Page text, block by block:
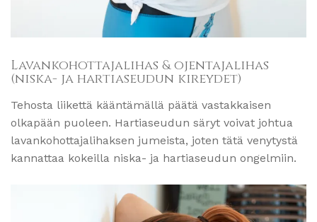
Lavankohottajalihas & ojentajalihas
(niska- ja hartiaseudun kireydet)
Tehosta liikettä kääntämällä päätä vastakkaisen
olkapään puoleen. Hartiaseudun säryt voivat johtua
lavankohottajalihaksen jumeista, joten tätä venytystä
kannattaa kokeilla niska- ja hartiaseudun ongelmiin.